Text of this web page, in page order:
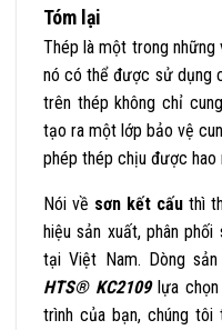
Tóm lại
Thép là một trong những
nó có thể được sử dụng
trên thép không chỉ
tạo ra một lớp bảo vệ
phép thép chịu được hao
Nói về sơn kết cấu thì
hiệu sản xuất, phân
tại Việt Nam. Dòng
HTS® KC2109lựa chọn
trình của bạn, chúng tôi